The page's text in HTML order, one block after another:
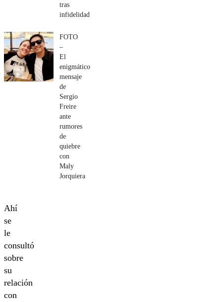
tras
infidelidad
FOTO
–
El
enigmático
mensaje
de
Sergio
Freire
ante
rumores
de
quiebre
con
Maly
Jorquiera
Ahí
se
le
consultó
sobre
su
relación
con